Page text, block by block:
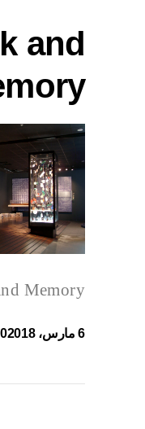
and
Memory
6 مارس، 2018 0 Comments